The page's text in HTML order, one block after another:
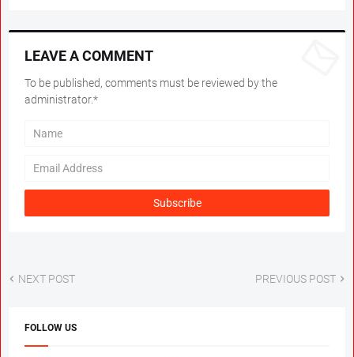
LEAVE A COMMENT
To be published, comments must be reviewed by the
administrator.*
NEXT POST PREVIOUS POST
FOLLOW US